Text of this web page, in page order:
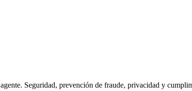
Seguridad, prevención de fraude, privacidad y